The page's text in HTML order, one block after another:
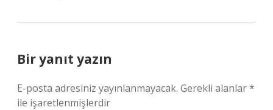
Bir yanıt yazın
E-posta adresiniz yayınlanmayacak. Gerekli alanlar*
ile işaretlenmişlerdir